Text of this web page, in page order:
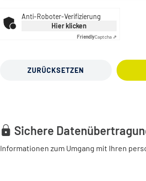
Anti-Roboter-Verifizierung
Hier klicken
FriendlyCaptcha ⇗
ZURÜCKSETZEN
Sichere
Informationen zum Umgang mit Ihren